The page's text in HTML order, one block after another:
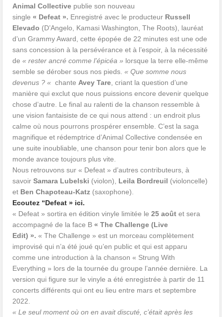
Animal Collective publie son nouveau
single« Defeat ». Enregistré avec le producteur Russell
Elevado (D’Angelo, Kamasi Washington, The Roots), lauréat
d’un Grammy Award, cette épopée de 22 minutes est une ode
sans concession à la persévérance et à l’espoir, à la nécessité
de« rester ancré comme l’épicéa » lorsque la terre elle-même
semble se dérober sous nos pieds.« Que somme nous
devenus ? « chante Avey Tare , criant la question d’une
manière qui exclut que nous puissions encore devenir quelque
chose d’autre. Le final au ralenti de la chanson ressemble à
une vision fantaisiste de ce qui nous attend : un endroit plus
calme où nous pourrons prospérer ensemble. C’est la saga
magnifique et rédemptrice d’Animal Collective condensée en
une suite inoubliable, une chanson pour tenir bon alors que le
monde avance toujours plus vite.
Nous retrouvons sur « Defeat » d’autres contributeurs, à
savoirSamara Lubelski (violon), Leila Bordreuil (violoncelle)
et Ben Chapoteau-Katz (saxophone).
Ecoutez “Defeat » ici.
« Defeat » sortira en édition vinyle limitée le25 août et sera
accompagné de la face B« The Challenge (Live
Edit) ». « The Challenge » est un morceau complètement
improvisé qui n’a été joué qu’en public et qui est apparu
comme une introduction à la chanson « Strung With
Everything » lors de la tournée du groupe l’année dernière. La
version qui figure sur le vinyle a été enregistrée à partir de 11
concerts différents qui ont eu lieu entre mars et septembre
2022.
« Le seul moment où on en avait discuté, c’était après les